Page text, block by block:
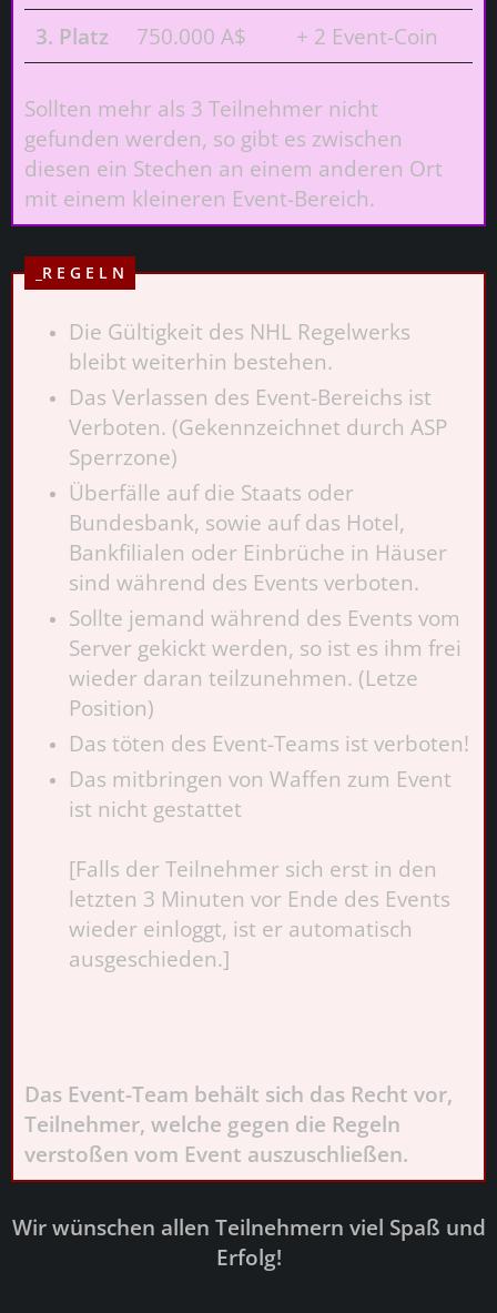
3. Platz 750.000 A$ + 2 Event-Coin
Sollten mehr als 3 Teilnehmer nicht
gefunden werden, so gibt es zwischen
diesen ein Stechen an einem anderen Ort
mit einem kleineren Event-Bereich.
_R E G E L N
Die Gültigkeit des NHL Regelwerks
bleibt weiterhin bestehen.
Das Verlassen des Event-Bereichs ist
Verboten. (Gekennzeichnet durch ASP
Sperrzone)
Überfälle auf die Staats oder
Bundesbank, sowie auf das Hotel,
Bankfilialen oder Einbrüche in Häuser
sind während des Events verboten.
Sollte jemand während des Events vom
Server gekickt werden, so ist es ihm frei
wieder daran teilzunehmen. (Letze
Position)
Das töten des Event-Teams ist verboten!
Das mitbringen von Waffen zum Event
ist nicht gestattet
[Falls der Teilnehmer sich erst in den
letzten 3 Minuten vor Ende des Events
wieder einloggt, ist er automatisch
ausgeschieden.]
Das Event-Team behält sich das Recht vor,
Teilnehmer, welche gegen die Regeln
verstoßen vom Event auszuschließen.
Wir wünschen allen Teilnehmern viel Spaß und
Erfolg!